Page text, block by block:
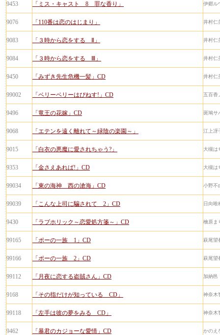
9453 「ミス・キャスト 8 罪な香り」 伊郷ル
9076 「110番は恋のはじまり」 井村仁
9083 「３時から恋をする Ⅱ」 井村仁
9084 「３時から恋をする Ⅲ」 井村仁
9450 「みずき先生危機一髪」CD 井村仁
99002 「ベリーベリーはぴねす!」CD 五百香
9496 「竜王の花嫁」CD 斑鳩サ
9068 「エテンを遠く離れて～緑陰の楽園～」 江上冴
9015 「白衣の悪魔に愛されちゃう?」 大槻は
9353 「金さえあれば!」CD 大槻は
99034 「東の海神 西の滄海」CD 小野不
99039 「こんな上司に騙されて 2」CD 日向唯
9430 「ラブホリック～恋愛処方箋～」CD 檜原ま
99165 「ポーの一族 1」CD 萩尾望
99166 「ポーの一族 2」CD 萩尾望
99112 「月夜に恋する盗賊さん」CD 加納邑
9168 「その指だけが知っている CD」 神奈木
99118 「左手は彼の夢をみる CD」 神奈木
9462 「暴君のカジョーな愛情」CD かのえ